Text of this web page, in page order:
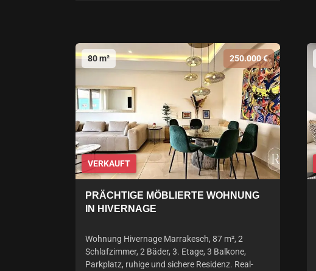
80 m² 250.000 €
VERKAUFT
PRÄCHTIGE MÖBLIERTE WOHNUNG
IN HIVERNAGE
Wohnung Hivernage Marrakesch, 87 m², 2
Schlafzimmer, 2 Bäder, 3. Etage, 3 Balkone,
Parkplatz, ruhige und sichere Residenz. Real-